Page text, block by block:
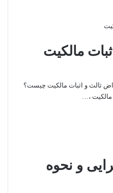
مالکیت
ثالث و اثبات مالکیت چیست؟
مالکیت ،…
و نحوه